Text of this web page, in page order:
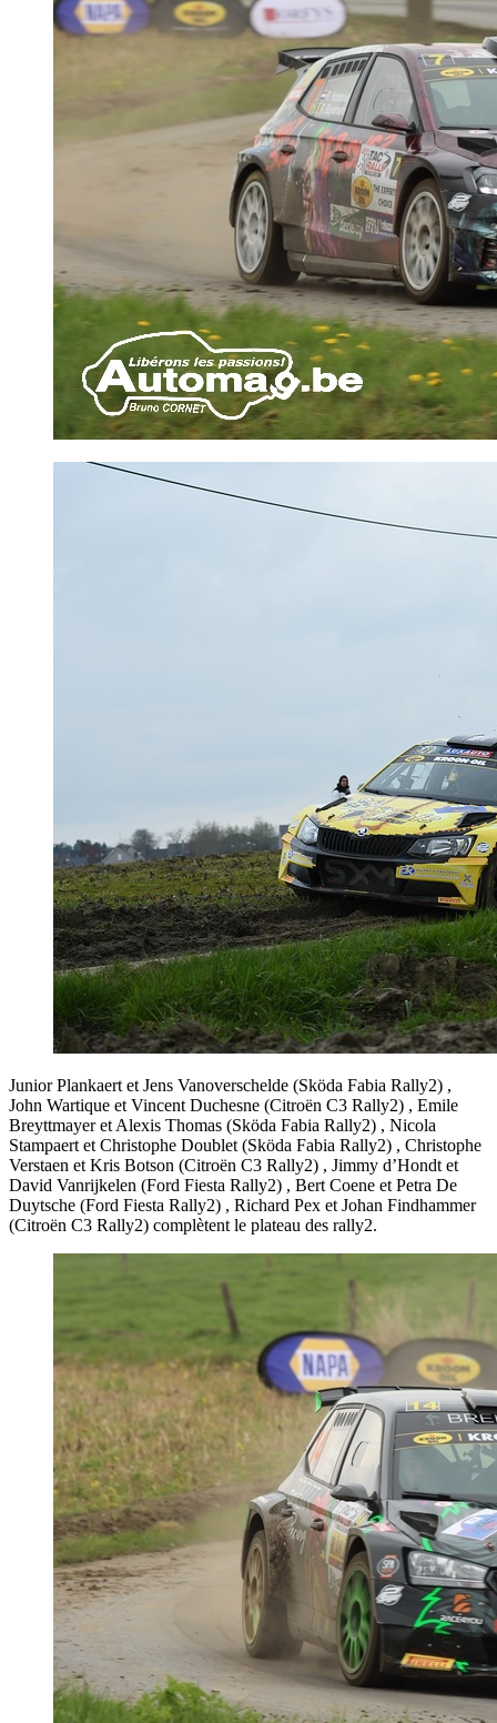
Junior Plankaert et Jens Vanoverschelde (Sköda Fabia Rally2) ,
John Wartique et Vincent Duchesne (Citroën C3 Rally2) , Emile
Breyttmayer et Alexis Thomas (Sköda Fabia Rally2) , Nicola
Stampaert et Christophe Doublet (Sköda Fabia Rally2) , Christophe
Verstaen et Kris Botson (Citroën C3 Rally2) , Jimmy d’Hondt et
David Vanrijkelen (Ford Fiesta Rally2) , Bert Coene et Petra De
Duytsche (Ford Fiesta Rally2) , Richard Pex et Johan Findhammer
(Citroën C3 Rally2) complètent le plateau des rally2.